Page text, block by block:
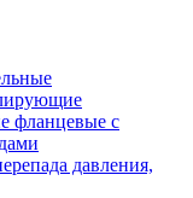
фланцевые с
давления,